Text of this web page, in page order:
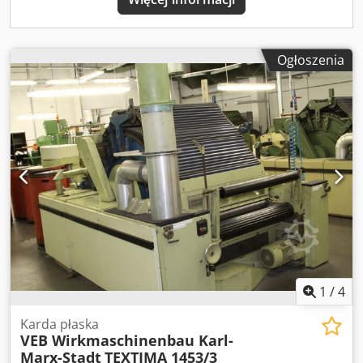
Ogłoszenia
1 /4
Karda płaska
VEB Wirkmaschinenbau Karl-
Marx-StadtTEXTIMA 1453/3